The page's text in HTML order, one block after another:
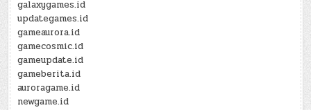
galaxygames.id
updategames.id
gameaurora.id
gamecosmic.id
gameupdate.id
gameberita.id
auroragame.id
newgame.id